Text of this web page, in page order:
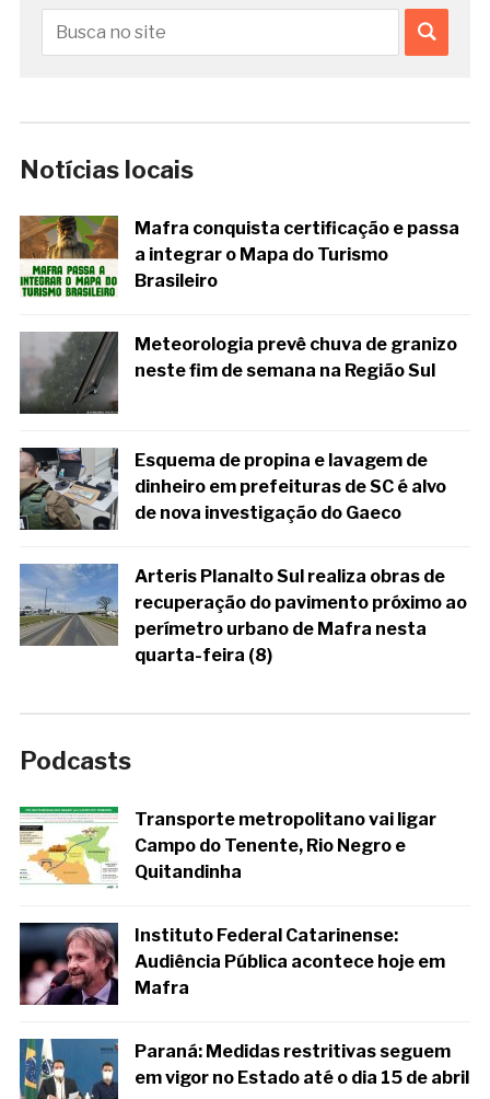
Notícias locais
Mafra conquista certificação e passa
a integrar o Mapa do Turismo
Brasileiro
Meteorologia prevê chuva de granizo
neste fim de semana na Região Sul
Esquema de propina e lavagem de
dinheiro em prefeituras de SC é alvo
de nova investigação do Gaeco
Arteris Planalto Sul realiza obras de
recuperação do pavimento próximo ao
perímetro urbano de Mafra nesta
quarta-feira (8)
Podcasts
Transporte metropolitano vai ligar
Campo do Tenente, Rio Negro e
Quitandinha
Instituto Federal Catarinense:
Audiência Pública acontece hoje em
Mafra
Paraná: Medidas restritivas seguem
em vigor no Estado até o dia 15 de abril